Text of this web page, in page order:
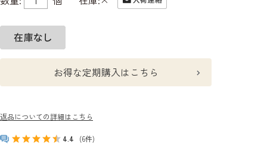
お得な定期購入はこちら
返品についての詳細はこちら
4.4 (6件)